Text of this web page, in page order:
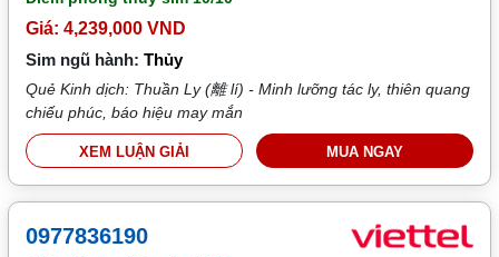
Giá: 4,239,000 VND
Sim ngũ hành:Thủy
Quẻ Kinh dịch: Thuần Ly (離 lí) - Minh lưỡng tác ly, thiên quang
chiếu phúc, báo hiệu may mắn
XEM LUẬN GIẢI MUA NGAY
0977836190